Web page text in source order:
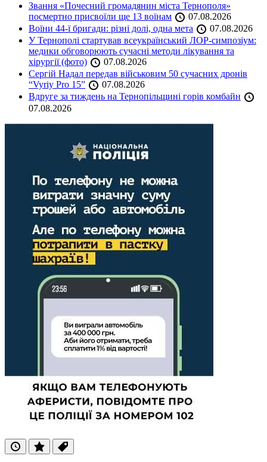
Звання «Почесний громадянин міста Тернополя»
посмертно присвоїли ще 13 воїнам
07.08.2026
Воїни 44-ї бригади: різні долі, одна мета
07.08.2026
У Тернополі стартував всеукраїнський ЛОР-симпозіум:
медики обговорюють сучасні методи лікування та
хірургії (фото)
07.08.2026
Сергій Надал передав військовим 50 сучасних дронів
“Vyriy Pro 15”
07.08.2026
Вдруге за тиждень на Тернопільщині горів комбайн
07.08.2026
ОстанніПопулярні
Теги